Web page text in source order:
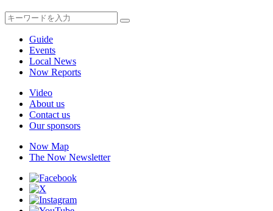
Guide
Events
Local News
Now Reports
Video
About us
Contact us
Our sponsors
Now Map
The Now Newsletter